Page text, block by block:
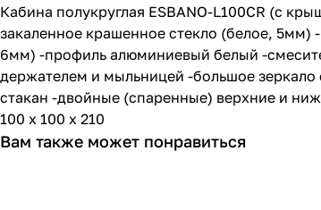
Кабина полукруглая ESBANO-L100CR (с
закаленное крашенное стекло (белое, 5мм)
6мм) -профиль алюминиевый белый -
держателем и мыльницей -большое зеркало
стакан -двойные (спаренные) верхние и
100 х 100 х 210
Вам также может понравиться